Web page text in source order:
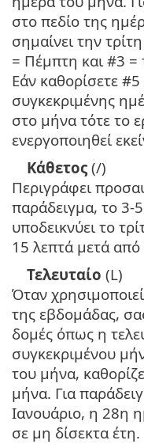
στο πεδίο της
σημαίνει την
= Πέμπτη και #3
Εάν καθορίσετε
συγκεκριμένης
στο μήνα τότε το
ενεργοποιηθεί
Κάθετος (/)
Περιγράφει
παράδειγμα, το 3-
υποδεικνύει το
15 λεπτά μετά από
Τελευταίο (L)
Όταν
της εβδομάδας,
δομές όπως η
συγκεκριμένου
του μήνα,
μήνα. Για
Ιανουάριο, η 28η
σε μη δίσεκτα έτη.